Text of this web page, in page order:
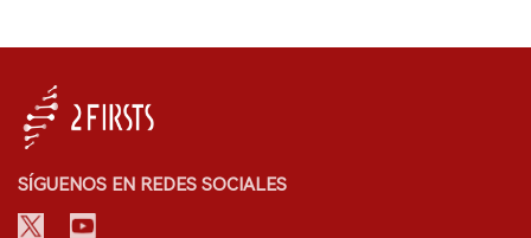
SÍGUENOS EN REDES SOCIALES